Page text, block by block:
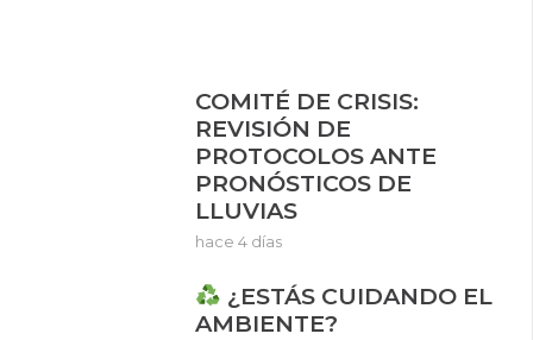
COMITÉ DE CRISIS:
REVISIÓN DE
PROTOCOLOS ANTE
PRONÓSTICOS DE
LLUVIAS
hace 4 días
¿ESTÁS CUIDANDO EL
AMBIENTE?